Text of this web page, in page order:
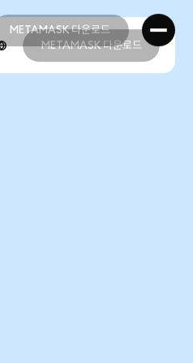
METAMASK 다운로드
METAMASK 다운로드
METAMASK 다운로드